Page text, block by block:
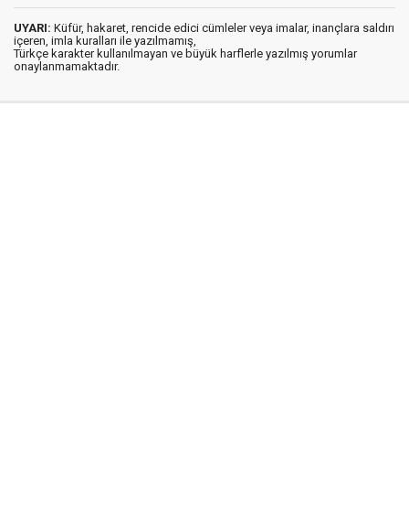
UYARI: Küfür, hakaret, rencide edici cümleler veya imalar, inançlara saldırı
içeren, imla kuralları ile yazılmamış,
Türkçe karakter kullanılmayan ve büyük harflerle yazılmış yorumlar
onaylanmamaktadır.